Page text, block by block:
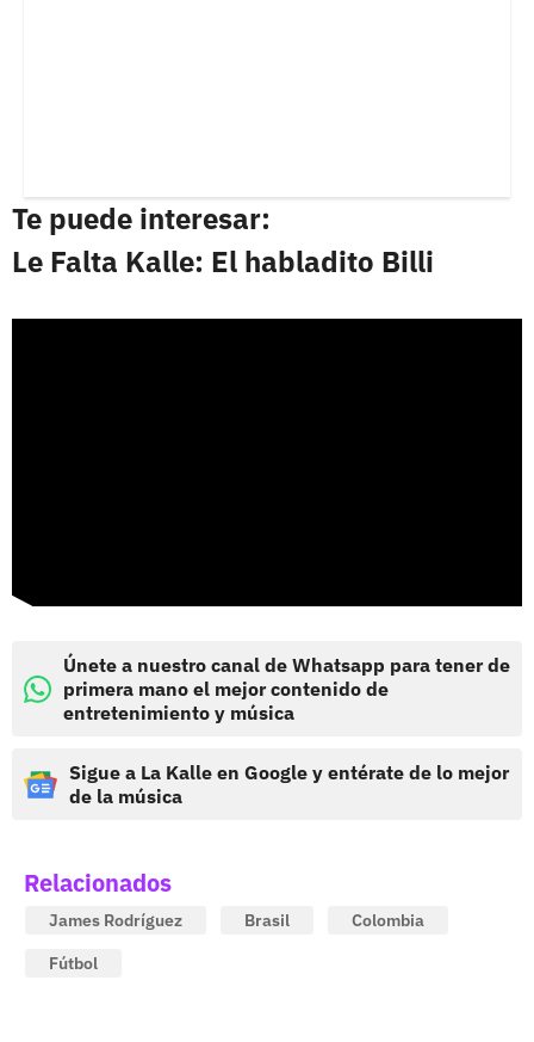
Te puede interesar:
Le Falta Kalle: El habladito Billi
Únete a nuestro canal de Whatsapp para tener de
primera mano el mejor contenido de
entretenimiento y música
Sigue a La Kalle en Google y entérate de lo mejor
de la música
Relacionados
James Rodríguez Brasil
Colombia
Fútbol